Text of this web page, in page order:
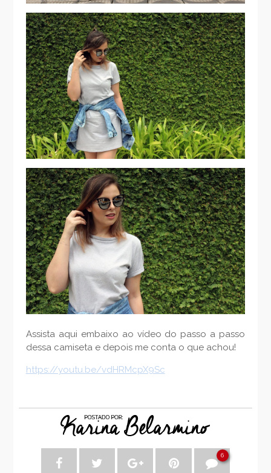
Assista aqui embaixo ao vídeo do passo a passo
dessa camiseta e depois me conta o que achou!
https://youtu.be/vdHRMcpX9Sc
6